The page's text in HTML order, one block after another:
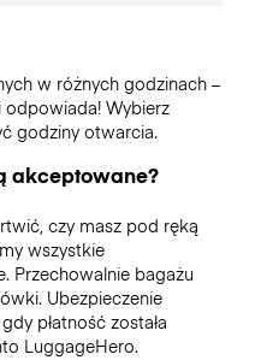
w różnych godzinach –
Wybierz
godziny otwarcia.
akceptowane?
czy masz pod ręką
wszystkie
Przechowalnie bagażu
Ubezpieczenie
płatność została
LuggageHero.